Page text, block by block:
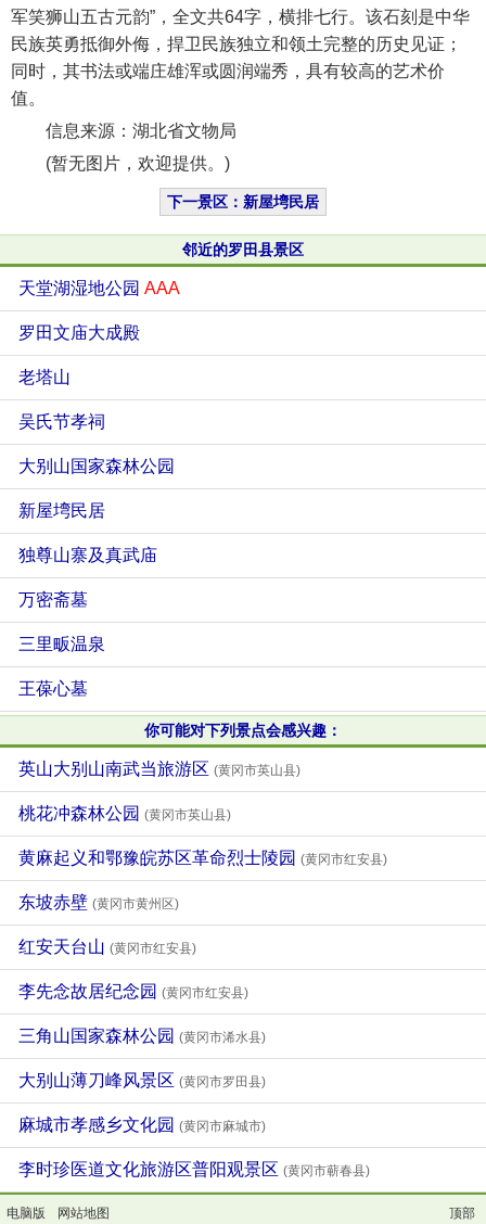
军笑狮山五古元韵”，全文共64字，横排七行。该石刻是中华
民族英勇抵御外侮，捍卫民族独立和领土完整的历史见证；
同时，其书法或端庄雄浑或圆润端秀，具有较高的艺术价
值。
信息来源：湖北省文物局
(暂无图片，欢迎提供。)
下一景区：新屋塆民居
邻近的罗田县景区
天堂湖湿地公园 AAA
罗田文庙大成殿
老塔山
吴氏节孝祠
大别山国家森林公园
新屋塆民居
独尊山寨及真武庙
万密斋墓
三里畈温泉
王葆心墓
你可能对下列景点会感兴趣：
英山大别山南武当旅游区 (黄冈市英山县)
桃花冲森林公园 (黄冈市英山县)
黄麻起义和鄂豫皖苏区革命烈士陵园 (黄冈市红安县)
东坡赤壁 (黄冈市黄州区)
红安天台山 (黄冈市红安县)
李先念故居纪念园 (黄冈市红安县)
三角山国家森林公园 (黄冈市浠水县)
大别山薄刀峰风景区 (黄冈市罗田县)
麻城市孝感乡文化园 (黄冈市麻城市)
李时珍医道文化旅游区普阳观景区 (黄冈市蕲春县)
电脑版 网站地图 顶部